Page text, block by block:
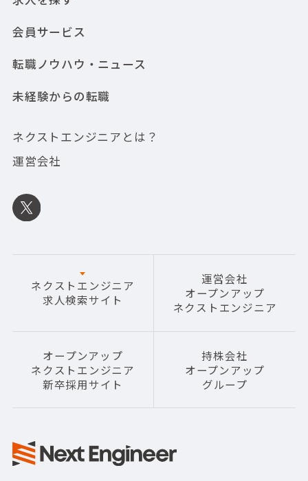
会員サービス
転職ノウハウ・ニュース
未経験からの転職
ネクストエンジニアとは？
運営会社
ネクストエンジニア
求人検索サイト
運営会社
オープンアップ
ネクストエンジニア
オープンアップ
ネクストエンジニア
新卒採用サイト
持株会社
オープンアップ
グループ